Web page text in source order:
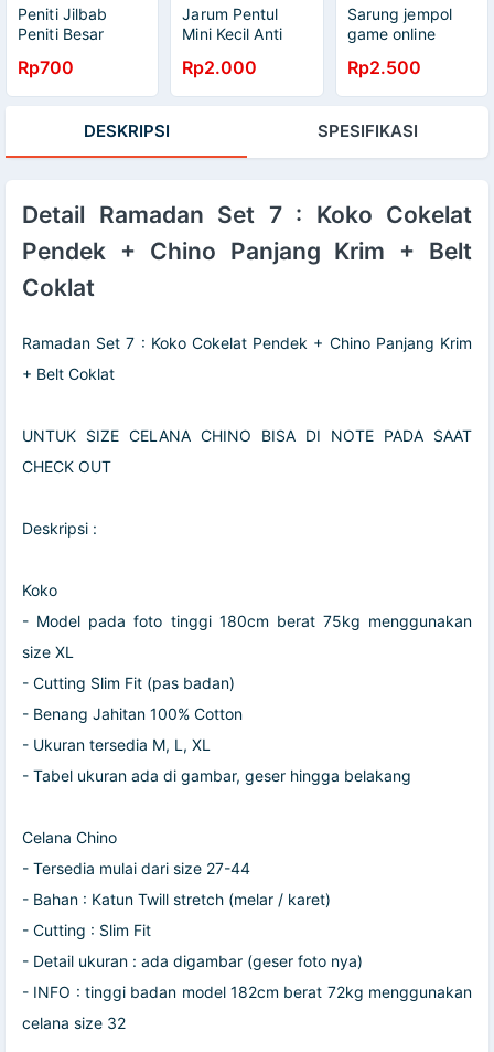
Peniti Jilbab
Peniti Besar
Peniti Kasur
Cantel Kerudung
Rp700
Jarum Pentul
Mini Kecil Anti
Stell Premium Pin
Hijab Bross 1 Box
Kualitas Import
Rp2.000
Sarung jempol
game online
Rp2.500
DESKRIPSI SPESIFIKASI
Detail Ramadan Set 7 : Koko Cokelat
Pendek + Chino Panjang Krim + Belt
Coklat
Ramadan Set 7 : Koko Cokelat Pendek + Chino Panjang Krim
+ Belt Coklat
UNTUK SIZE CELANA CHINO BISA DI NOTE PADA SAAT
CHECK OUT
Deskripsi :
Koko
- Model pada foto tinggi 180cm berat 75kg menggunakan
size XL
- Cutting Slim Fit (pas badan)
- Benang Jahitan 100% Cotton
- Ukuran tersedia M, L, XL
- Tabel ukuran ada di gambar, geser hingga belakang
Celana Chino
- Tersedia mulai dari size 27-44
- Bahan : Katun Twill stretch (melar / karet)
- Cutting : Slim Fit
- Detail ukuran : ada digambar (geser foto nya)
- INFO : tinggi badan model 182cm berat 72kg menggunakan
celana size 32